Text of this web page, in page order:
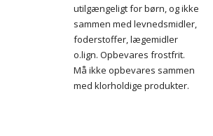
utilgængeligt for børn, og ikke
sammen med levnedsmidler,
foderstoffer, lægemidler
o.lign. Opbevares frostfrit.
Må ikke opbevares sammen
med klorholdige produkter.